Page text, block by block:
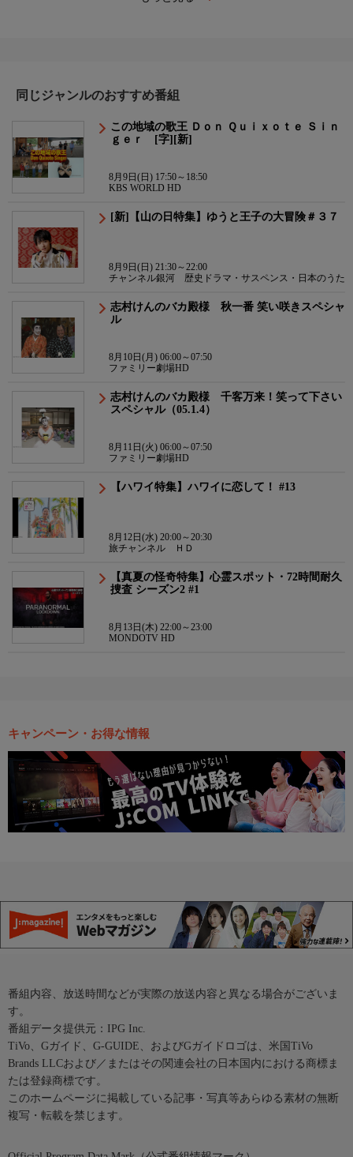
同じジャンルのおすすめ番組
この地域の歌王 Ｄｏｎ Ｑｕｉｘｏｔｅ Ｓｉｎ
ｇｅｒ [字][新]
8月9日(日) 17:50～18:50
KBS WORLD HD
[新]【山の日特集】ゆうと王子の大冒険＃３７
8月9日(日) 21:30～22:00
チャンネル銀河 歴史ドラマ・サスペンス・日本のうた
志村けんのバカ殿様 秋一番 笑い咲きスペシャ
ル
8月10日(月) 06:00～07:50
ファミリー劇場HD
志村けんのバカ殿様 千客万来！笑って下さい
スペシャル（05.1.4）
8月11日(火) 06:00～07:50
ファミリー劇場HD
【ハワイ特集】ハワイに恋して！ #13
8月12日(水) 20:00～20:30
旅チャンネル ＨＤ
【真夏の怪奇特集】心霊スポット・72時間耐久
捜査 シーズン2 #1
8月13日(木) 22:00～23:00
MONDOTV HD
キャンペーン・お得な情報
番組内容、放送時間などが実際の放送内容と異なる場合がございま
す。
番組データ提供元：IPG Inc.
TiVo、Gガイド、G-GUIDE、およびGガイドロゴは、米国TiVo
Brands LLCおよび／またはその関連会社の日本国内における商標ま
たは登録商標です。
このホームページに掲載している記事・写真等あらゆる素材の無断
複写・転載を禁じます。